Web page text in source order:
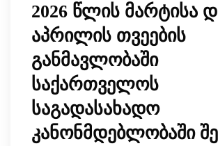
2026 წლის მარტისა და
აპრილის თვეების
განმავლობაში
საქართველოს
საგადასახადო
კანონმდებლობაში